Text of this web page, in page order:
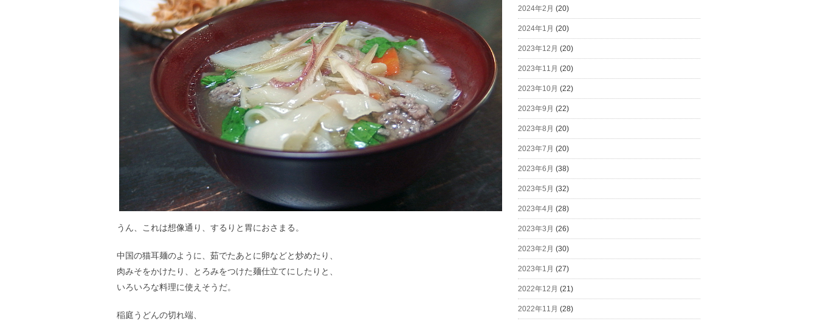
うん、これは想像通り、するりと胃におさまる。
中国の猫耳麺のように、茹でたあとに卵などと炒めたり、
肉みそをかけたり、とろみをつけた麺仕立てにしたりと、
いろいろな料理に使えそうだ。
稲庭うどんの切れ端、
2024年2月 (20)
2024年1月 (20)
2023年12月 (20)
2023年11月 (20)
2023年10月 (22)
2023年9月 (22)
2023年8月 (20)
2023年7月 (20)
2023年6月 (38)
2023年5月 (32)
2023年4月 (28)
2023年3月 (26)
2023年2月 (30)
2023年1月 (27)
2022年12月 (21)
2022年11月 (28)